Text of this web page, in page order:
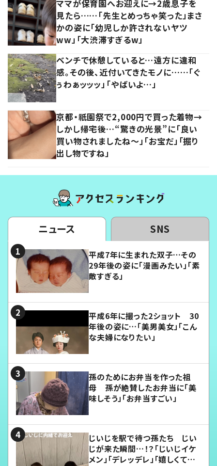
ママが保育園へお迎えに→2歳息子を
見たら……「先生とめっちゃ笑った」まさ
かの姿に「幼児しか許されないヤツ
ww」「大渋滞すぎるw」
ベンチで休憩していると…遠方に違和
感。その後、近付いてきたモノに……「ぐ
ぅわぁッッッ」「やばいよ…」
京都・祇園祭で2,000円で買った着物→
しかし帰宅後…“驚きの光景”に「良い
買い物されましたね～」「お宝だ」「掘り
出し物ですね」
ニュース SNS
平成7年に生まれた双子…その
29年後の姿に「漫画みたい」「素
敵すぎる」
平成6年に撮った2ショット 30
年後の姿に…「美男美女」「こん
な夫婦になりたい」
孫のためにお弁当を作った祖
母 孫が絶賛したお弁当に「美
味しそう」「お弁当すごい」
じいじを駅で待つ孫たち じい
じが来た瞬間…！？「じいじイケ
メン」「デレッデレ」「嬉しくて可